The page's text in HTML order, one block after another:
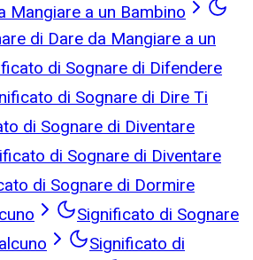
Mangiare a un Bambino
di Dare da Mangiare a un
di Sognare di Difendere
di Sognare di Dire Ti
di Sognare di Diventare
di Sognare di Diventare
di Sognare di Dormire
Significato di Sognare
Significato di